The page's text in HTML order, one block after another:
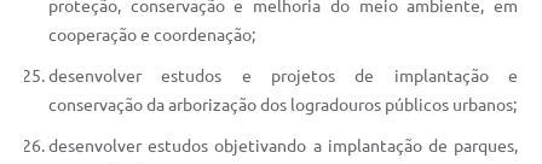
proteção, conservação e melhoria do meio ambiente, em
cooperação e coordenação;
desenvolver estudos e projetos de implantação e
conservação da arborização dos logradouros públicos urbanos;
desenvolver estudos objetivando a implantação de parques,